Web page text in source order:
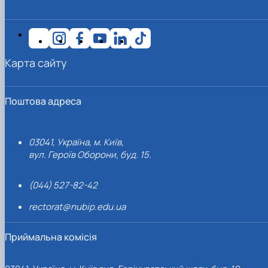
Поштова адреса
03041, Україна, м. Київ,
вул. Героїв Оборони, буд. 15.
(044) 527-82-42
rectorat@nubip.edu.ua
Приймальна комісія
Карта сайту